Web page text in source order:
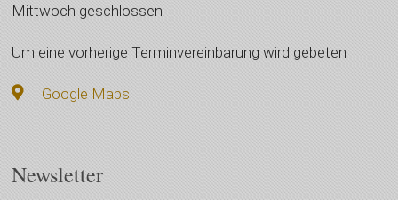
Mittwoch geschlossen
Um eine vorherige Terminvereinbarung wird gebeten
Google Maps
Newsletter